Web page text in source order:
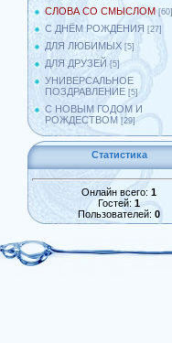
СЛОВА СО СМЫСЛОМ [60]
С ДНЁМ РОЖДЕНИЯ [27]
ДЛЯ ЛЮБИМЫХ [5]
ДЛЯ ДРУЗЕЙ [5]
УНИВЕРСАЛЬНОЕ
ПОЗДРАВЛЕНИЕ [5]
С НОВЫМ ГОДОМ И
РОЖДЕСТВОМ [29]
Статистика
Онлайн всего: 1
Гостей: 1
Пользователей: 0